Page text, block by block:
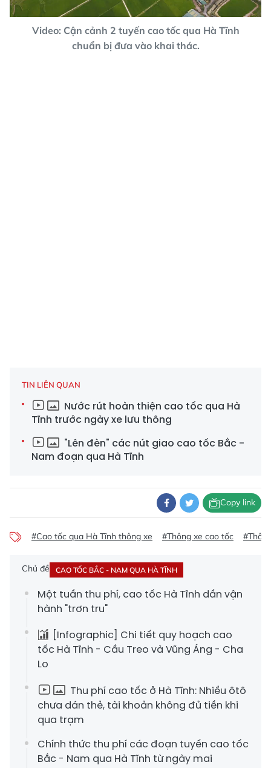
Video: Cận cảnh 2 tuyến cao tốc qua Hà Tĩnh
chuẩn bị đưa vào khai thác.
TIN LIÊN QUAN
Nước rút hoàn thiện cao tốc qua Hà
Tĩnh trước ngày xe lưu thông
"Lên đèn" các nút giao cao tốc Bắc -
Nam đoạn qua Hà Tĩnh
Copy link
#Cao tốc qua Hà Tĩnh thông xe #Thông xe cao tốc
Chủ đề CAO TỐC BẮC - NAM QUA HÀ TĨNH
Một tuần thu phí, cao tốc Hà Tĩnh dần vận
hành "trơn tru"
[Infographic] Chi tiết quy hoạch cao
tốc Hà Tĩnh - Cầu Treo và Vũng Áng - Cha
Lo
Thu phí cao tốc ở Hà Tĩnh: Nhiều ôtô
chưa dán thẻ, tài khoản không đủ tiền khi
qua trạm
Chính thức thu phí các đoạn tuyến cao tốc
Bắc - Nam qua Hà Tĩnh từ ngày mai